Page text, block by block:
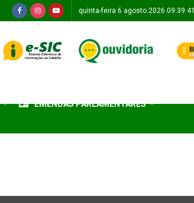
quinta-feira 6 agosto 2026 09:39:41
EMENDAS PARLAMENTARES